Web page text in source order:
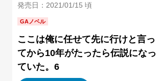
発売日：2021/01/15 頃
GAノベル
ここは俺に任せて先に行けと言っ
てから10年がたったら伝説になっ
ていた。6